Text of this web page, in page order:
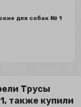
для собак № 1
Трусы
также купили